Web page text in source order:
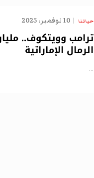
حياتنا 10 نوفمبر، 2025
ترامب وويتكوف..
الرمال الإماراتية
…